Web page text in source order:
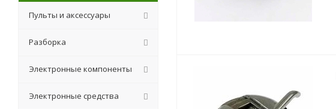
Пульты и аксессуары
Разборка
Электронные компоненты
Электронные средства